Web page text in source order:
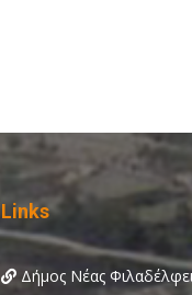
Links
Δήμος Νέας